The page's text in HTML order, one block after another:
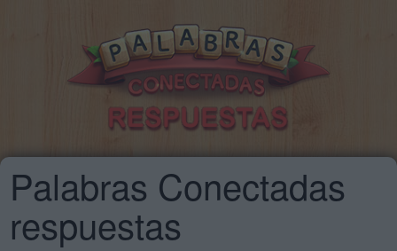
Palabras Conectadas
respuestas